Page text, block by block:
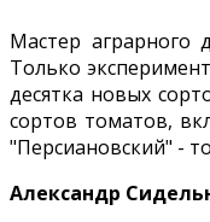
Мастер аграрного
Только
десятка новых
сортов томатов,
"Персиановский" -
Александр